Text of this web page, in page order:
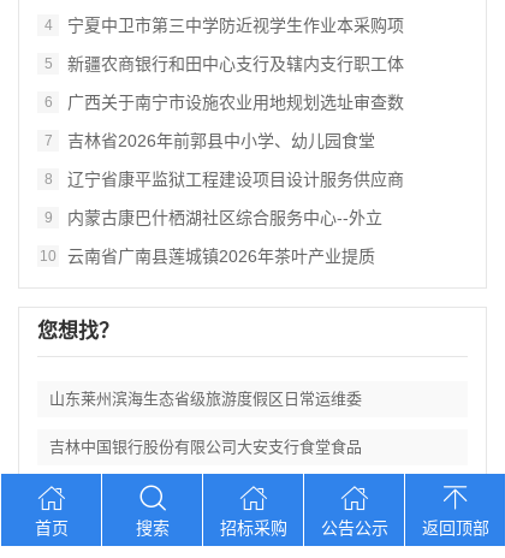
4 宁夏中卫市第三中学防近视学生作业本采购项
5 新疆农商银行和田中心支行及辖内支行职工体
6 广西关于南宁市设施农业用地规划选址审查数
7 吉林省2026年前郭县中小学、幼儿园食堂
8 辽宁省康平监狱工程建设项目设计服务供应商
9 内蒙古康巴什栖湖社区综合服务中心--外立
10 云南省广南县莲城镇2026年茶叶产业提质
您想找？
山东莱州滨海生态省级旅游度假区日常运维委
吉林中国银行股份有限公司大安支行食堂食品
山东济南遥墙机场二期改扩建工程西飞行区场
宁夏中卫市第三中学防近视学生作业本采购项
首页 搜索 招标采购 公告公示 返回顶部